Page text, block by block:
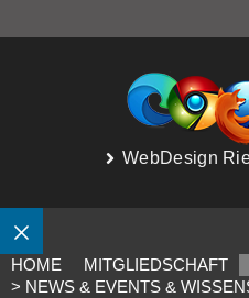
WebDesign
SCHLIESSEN
HOME MITGLIEDSCHAFT
> NEWS & EVENTS &